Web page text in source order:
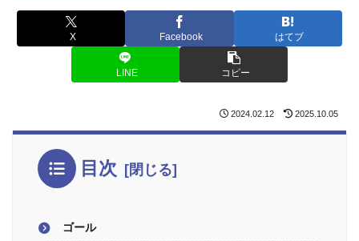
X Facebook はてブ
LINE コピー
2024.02.12 2025.10.05
目次
ゴール